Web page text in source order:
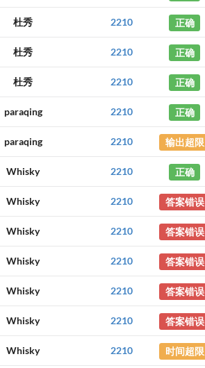
杜秀 2210 正确
杜秀 2210 正确
杜秀 2210 正确
paraqing 2210 正确
paraqing 2210 输出超限
Whisky 2210 正确
Whisky 2210 答案错误
Whisky 2210 答案错误
Whisky 2210 答案错误
Whisky 2210 答案错误
Whisky 2210 答案错误
Whisky 2210 时间超限